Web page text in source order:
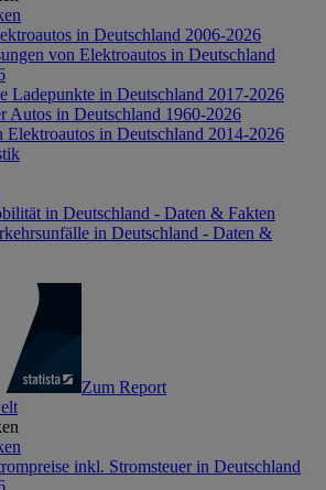
in Deutschland 2006-2026
von Elektroautos in Deutschland
Ladepunkte in Deutschland 2017-2026
Autos in Deutschland 1960-2026
Elektroautos in Deutschland 2014-2026
in Deutschland - Daten & Fakten
in Deutschland - Daten &
Zum Report
inkl. Stromsteuer in Deutschland